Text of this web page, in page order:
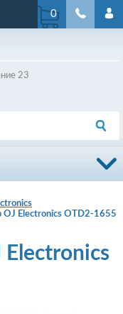
23
0
OJ Electronics OTD2-1655
Electronics